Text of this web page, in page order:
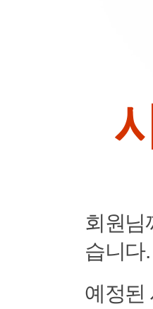
회원님
습니다.
예정된